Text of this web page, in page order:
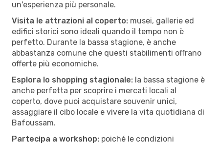
un'esperienza più personale.
Visita le attrazioni al coperto: musei, gallerie ed
edifici storici sono ideali quando il tempo non è
perfetto. Durante la bassa stagione, è anche
abbastanza comune che questi stabilimenti offrano
offerte più economiche.
Esplora lo shopping stagionale: la bassa stagione è
anche perfetta per scoprire i mercati locali al
coperto, dove puoi acquistare souvenir unici,
assaggiare il cibo locale e vivere la vita quotidiana di
Bafoussam.
Partecipa a workshop: poiché le condizioni